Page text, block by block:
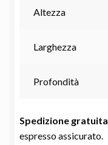
Altezza
Larghezza
Profondità
Spedizione gratuita
espresso assicurato.